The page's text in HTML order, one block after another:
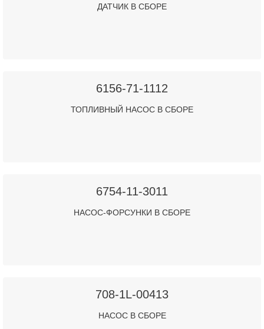
ДАТЧИК В СБОРЕ
6156-71-1112
ТОПЛИВНЫЙ НАСОС В СБОРЕ
6754-11-3011
НАСОС-ФОРСУНКИ В СБОРЕ
708-1L-00413
НАСОС В СБОРЕ